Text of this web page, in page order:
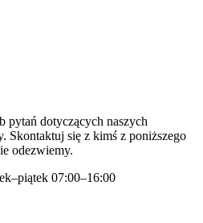
pytań dotyczących naszych
Skontaktuj się z kimś z poniższego
odezwiemy.
07:00–16:00